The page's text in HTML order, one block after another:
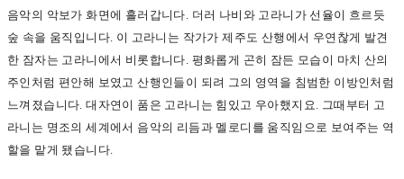
음악의 악보가 화면에 흘러갑니다. 더러 나비와 고라니가 선율이 흐르듯
숲 속을 움직입니다. 이 고라니는 작가가 제주도 산행에서 우연찮게 발견
한 잠자는 고라니에서 비롯합니다. 평화롭게 곤히 잠든 모습이 마치 산의
주인처럼 편안해 보였고 산행인들이 되려 그의 영역을 침범한 이방인처럼
느껴졌습니다. 대자연이 품은 고라니는 힘있고 우아했지요. 그때부터 고
라니는 명조의 세계에서 음악의 리듬과 멜로디를 움직임으로 보여주는 역
할을 맡게 됐습니다.